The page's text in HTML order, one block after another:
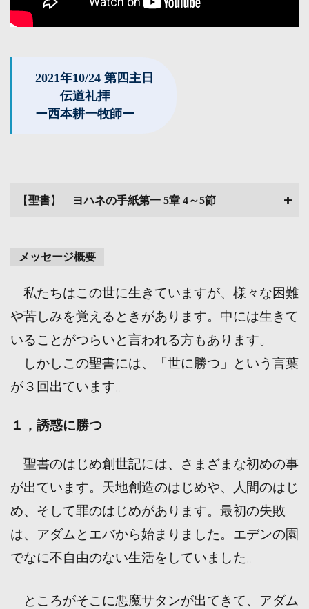
2021年10/24 第四主日
伝道礼拝
ー西本耕一牧師ー
【聖書】 ヨハネの手紙第一 5章 4～5節
メッセージ概要
私たちはこの世に生きていますが、様々な困難
や苦しみを覚えるときがあります。中には生きて
いることがつらいと言われる方もあります。
しかしこの聖書には、「世に勝つ」という言葉
が３回出ています。
１，誘惑に勝つ
聖書のはじめ創世記には、さまざまな初めの事
が出ています。天地創造のはじめや、人間のはじ
め、そして罪のはじめがあります。最初の失敗
は、アダムとエバから始まりました。エデンの園
でなに不自由のない生活をしていました。
ところがそこに悪魔サタンが出てきて、アダム